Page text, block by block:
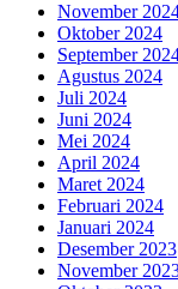
November
Oktober 2024
September
Agustus 2024
Juli 2024
Juni 2024
Mei 2024
April 2024
Maret 2024
Februari 2024
Januari 2024
Desember 2023
November